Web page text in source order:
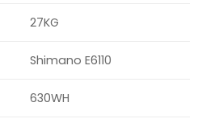
27KG
Shimano E6110
630WH